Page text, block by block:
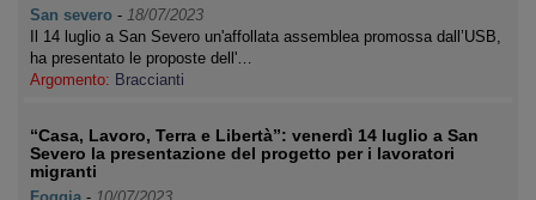
San severo - 18/07/2023
Il 14 luglio a San Severo un'affollata assemblea promossa dall’USB,
ha presentato le proposte dell'…
Argomento: Braccianti
“Casa, Lavoro, Terra e Libertà”: venerdì 14 luglio a San
Severo la presentazione del progetto per i lavoratori
migranti